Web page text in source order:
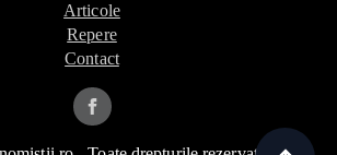
Articole
Repere
Contact